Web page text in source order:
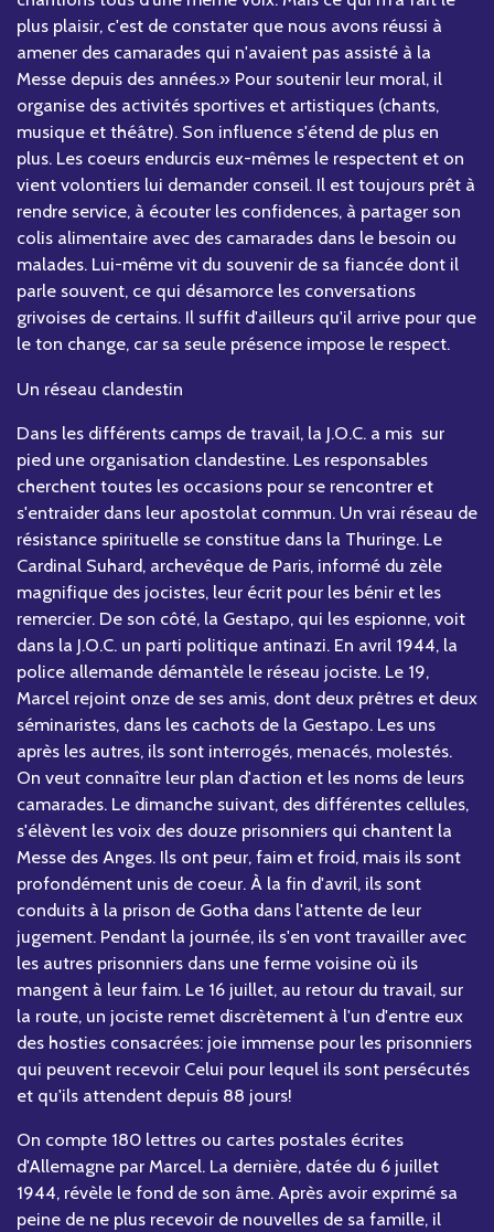
plus plaisir, c'est de constater que nous avons réussi à
amener des camarades qui n'avaient pas assisté à la
Messe depuis des années.» Pour soutenir leur moral, il
organise des activités sportives et artistiques (chants,
musique et théâtre). Son influence s'étend de plus en
plus. Les coeurs endurcis eux-mêmes le respectent et on
vient volontiers lui demander conseil. Il est toujours prêt à
rendre service, à écouter les confidences, à partager son
colis alimentaire avec des camarades dans le besoin ou
malades. Lui-même vit du souvenir de sa fiancée dont il
parle souvent, ce qui désamorce les conversations
grivoises de certains. Il suffit d'ailleurs qu'il arrive pour que
le ton change, car sa seule présence impose le respect.
Un réseau clandestin
Dans les différents camps de travail, la J.O.C. a mis sur
pied une organisation clandestine. Les responsables
cherchent toutes les occasions pour se rencontrer et
s'entraider dans leur apostolat commun. Un vrai réseau de
résistance spirituelle se constitue dans la Thuringe. Le
Cardinal Suhard, archevêque de Paris, informé du zèle
magnifique des jocistes, leur écrit pour les bénir et les
remercier. De son côté, la Gestapo, qui les espionne, voit
dans la J.O.C. un parti politique antinazi. En avril 1944, la
police allemande démantèle le réseau jociste. Le 19,
Marcel rejoint onze de ses amis, dont deux prêtres et deux
séminaristes, dans les cachots de la Gestapo. Les uns
après les autres, ils sont interrogés, menacés, molestés.
On veut connaître leur plan d'action et les noms de leurs
camarades. Le dimanche suivant, des différentes cellules,
s'élèvent les voix des douze prisonniers qui chantent la
Messe des Anges. Ils ont peur, faim et froid, mais ils sont
profondément unis de coeur. À la fin d'avril, ils sont
conduits à la prison de Gotha dans l'attente de leur
jugement. Pendant la journée, ils s'en vont travailler avec
les autres prisonniers dans une ferme voisine où ils
mangent à leur faim. Le 16 juillet, au retour du travail, sur
la route, un jociste remet discrètement à l'un d'entre eux
des hosties consacrées: joie immense pour les prisonniers
qui peuvent recevoir Celui pour lequel ils sont persécutés
et qu'ils attendent depuis 88 jours!
On compte 180 lettres ou cartes postales écrites
d'Allemagne par Marcel. La dernière, datée du 6 juillet
1944, révèle le fond de son âme. Après avoir exprimé sa
peine de ne plus recevoir de nouvelles de sa famille, il